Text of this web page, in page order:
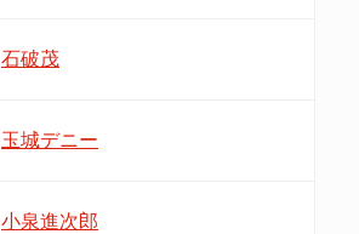
石破茂
玉城デニー
小泉進次郎